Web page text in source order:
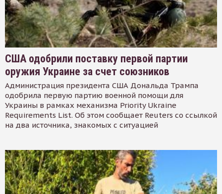
США одобрили поставку первой партии
оружия Украине за счет союзников
Администрация президента США Дональда Трампа
одобрила первую партию военной помощи для
Украины в рамках механизма Priority Ukraine
Requirements List. Об этом сообщает Reuters со ссылкой
на два источника, знакомых с ситуацией